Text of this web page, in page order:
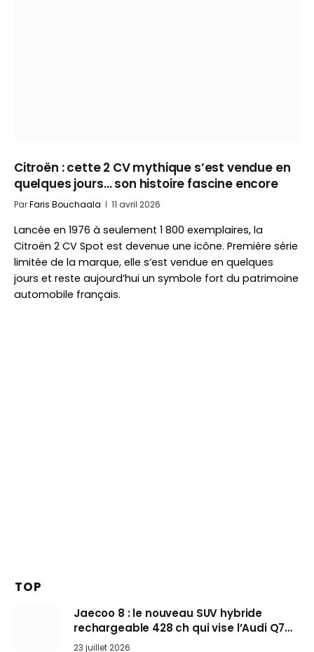
Citroën : cette 2 CV mythique s’est vendue en
quelques jours… son histoire fascine encore
ParFaris Bouchaala 11 avril 2026
Lancée en 1976 à seulement 1 800 exemplaires, la
Citroën 2 CV Spot est devenue une icône. Première série
limitée de la marque, elle s’est vendue en quelques
jours et reste aujourd’hui un symbole fort du patrimoine
automobile français.
TOP
Jaecoo 8 : le nouveau SUV hybride
rechargeable 428 ch qui vise l’Audi Q7
arrive en Europe cet automne
23 juillet 2026